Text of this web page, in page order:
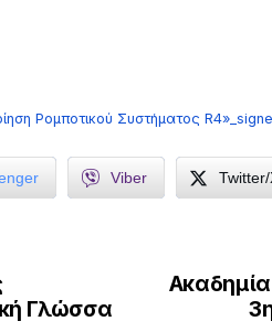
Ρομποτικού Συστήματος
Viber
Γλώσσα